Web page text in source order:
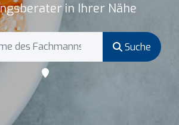
in Ihrer Nähe
Suche